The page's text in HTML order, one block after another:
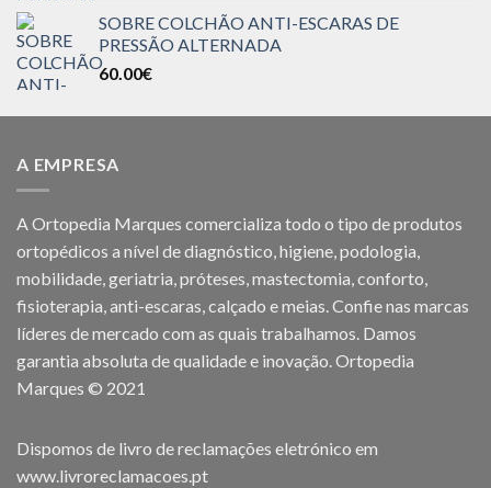
SOBRE COLCHÃO ANTI-ESCARAS DE
PRESSÃO ALTERNADA
60.00€
A EMPRESA
A Ortopedia Marques comercializa todo o tipo de produtos
ortopédicos a nível de diagnóstico, higiene, podologia,
mobilidade, geriatria, próteses, mastectomia, conforto,
fisioterapia, anti-escaras, calçado e meias. Confie nas marcas
líderes de mercado com as quais trabalhamos. Damos
garantia absoluta de qualidade e inovação. Ortopedia
Marques © 2021
Dispomos de livro de reclamações eletrónico em
www.livroreclamacoes.pt